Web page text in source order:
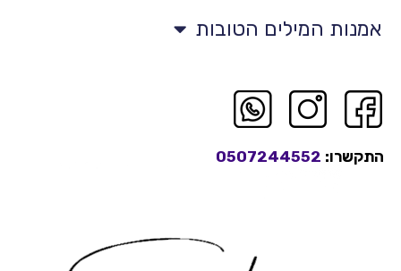
אמנות המילים הטובות
התקשרו: 0507244552